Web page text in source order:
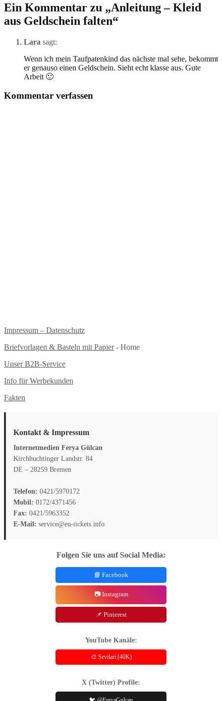
Ein Kommentar zu „Anleitung – Kleid
aus Geldschein falten“
Lara sagt:
Wenn ich mein Taufpatenkind das nächste mal sehe, bekommt
er genauso einen Geldschein. Sieht echt klasse aus. Gute
Arbeit 🙂
Kommentar verfassen
Impressum – Datenschutz
Briefvorlagen & Basteln mit Papier- Home
Unser B2B-Service
Info für Werbekunden
Fakten
Kontakt & Impressum
Internetmedien Ferya Gülcan
Kirchhuchtinger Landstr. 84
DE – 28259 Bremen
Telefon: 0421/5970172
Mobil: 0172/4371456
Fax: 0421/5963352
E-Mail: service@eu-tickets.info
Folgen Sie uns auf Social Media:
📘 Facebook
📷 Instagram
📌 Pinterest
YouTube Kanäle:
🎨 Sevilart (40K)
X (Twitter) Profile: